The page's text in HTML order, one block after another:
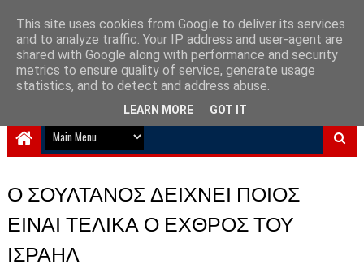
NewPlanet09
Ειδήσεις νέα από την Ελλάδα και τον κόσμο
Ο ΣΟΥΛΤΑΝΟΣ ΔΕΙΧΝΕΙ ΠΟΙΟΣ
ΕΙΝΑΙ ΤΕΛΙΚΑ Ο ΕΧΘΡΟΣ ΤΟΥ
ΙΣΡΑΗΛ
This site uses cookies from Google to deliver its services
and to analyze traffic. Your IP address and user-agent are
shared with Google along with performance and security
metrics to ensure quality of service, generate usage
statistics, and to detect and address abuse.
LEARN MORE GOT IT